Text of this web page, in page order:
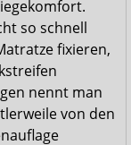
so schnell
fixieren,
nennt man
von den